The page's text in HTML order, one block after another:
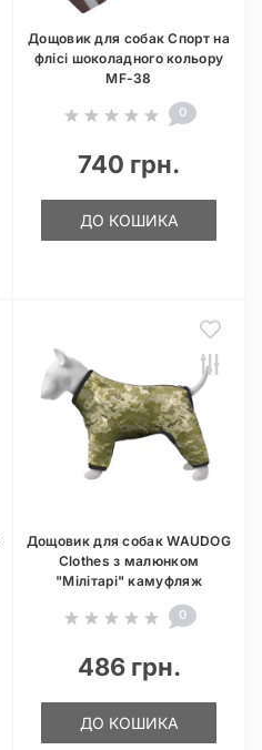
Дощовик для собак Спорт на
флісі шоколадного кольору
MF-38
0
740 грн.
ДО КОШИКА
Дощовик для собак WAUDOG
Clothes з малюнком
"Мілітарі" камуфляж
0
486 грн.
ДО КОШИКА